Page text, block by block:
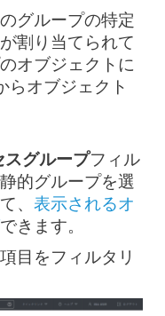
グループの特定
割り当てられて
オブジェクトに
らオブジェクト
スグループフィル
的グループを選
、 表示されるオ
できます。
目をフィルタリ